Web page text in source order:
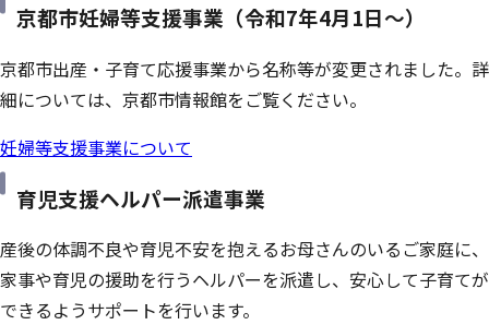
京都市妊婦等支援事業（令和7年4月1日～）
京都市出産・子育て応援事業から名称等が変更されました。詳
細については、京都市情報館をご覧ください。
妊婦等支援事業について
育児支援ヘルパー派遣事業
産後の体調不良や育児不安を抱えるお母さんのいるご家庭に、
家事や育児の援助を行うヘルパーを派遣し、安心して子育てが
できるようサポートを行います。